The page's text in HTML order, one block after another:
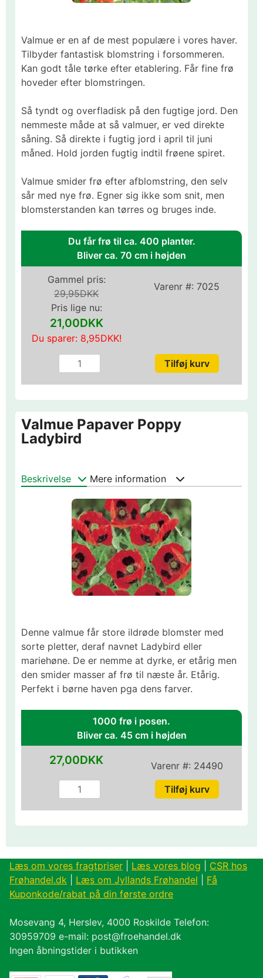
Valmue er en af de mest populære i vores haver.
Tilbyder fantastisk blomstring i forsommeren.
Kan godt tåle tørke efter etablering. Får fine frø
hoveder efter blomstringen.
Så tyndt og overfladisk på den fugtige jord. Den
nemmeste måde at så valmuer, er ved direkte
såning. Så direkte i fugtig jord i april til juni
måned. Hold jorden fugtig indtil frøene spiret.
Valmue smider frø efter afblomstring, den selv
sår med nye frø. Egner sig ikke som snit, men
blomsterstanden kan tørres og bruges inde.
Du får frø til ca. 400 planter.
Bliver ca. 70 cm i højden
Varenr #: 7025
Gammel pris:
29,95DKK
Pris lige nu:
21,00DKK
Du sparer: 8,95DKK!
Valmue Papaver Poppy
Ladybird
Beskrivelse Mere information
Denne valmue får store ildrøde blomster med
sorte pletter, deraf navnet Ladybird eller
mariehøne. De er nemme at dyrke, er etårig men
den smider masser af frø til næste år. Etårig.
Perfekt i børne haven pga dens farver.
1000 frø i posen.
Bliver ca. 45 cm i højden
Varenr #: 24490
27,00DKK
Læs om vores fragtpriser Læs vores blog
CSR hos
Frøhandel.dk
Læs om Jyllands Frøhandel
Få
Kuponkode/rabat på din første ordre
Mosevang 4, Herslev, 4000 Roskilde Telefon:
30959709 e-mail: post@froehandel.dk
Ingen åbningstider i butikken